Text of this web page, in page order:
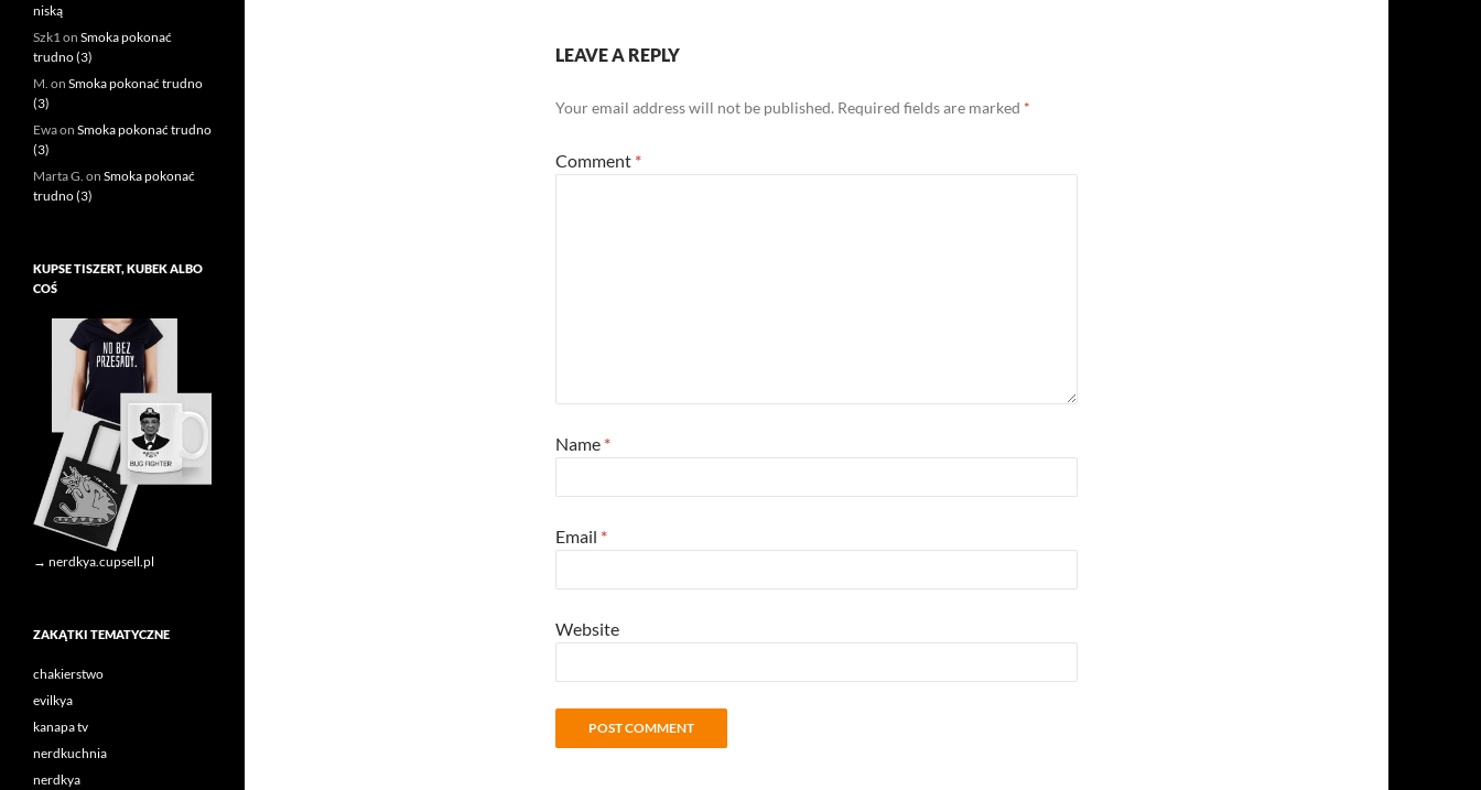
LEAVE A REPLY
Your email address will not be published. Required fields are marked *
Comment *
Name *
Email *
Website
niską
Szk1on Smoka pokonać
trudno (3)
M. on Smoka pokonać trudno
(3)
Ewaon Smoka pokonać trudno
(3)
Marta G. on Smoka pokonać
trudno (3)
KUPSE TISZERT, KUBEK ALBO
COŚ
→ nerdkya.cupsell.pl
ZAKĄTKI TEMATYCZNE
chakierstwo
evilkya
kanapa tv
nerdkuchnia
nerdkya